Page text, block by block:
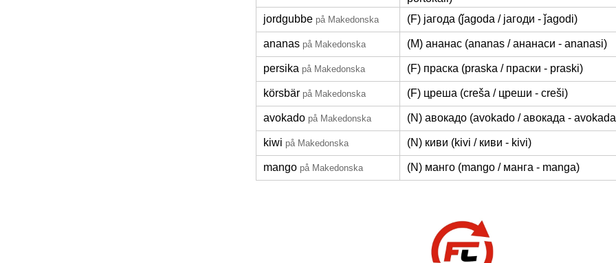
jordgubbe på Makedonska (F) јагода (ǰagoda / јагоди - ǰagodi)
ananas på Makedonska (M) ананас (ananas / ананаси - ananasi)
persika på Makedonska (F) праска (praska / праски - praski)
körsbär på Makedonska (F) цреша (creša / цреши - creši)
avokado på Makedonska (N) авокадо (avokado / авокада -
kiwi på Makedonska (N) киви (kivi / киви - kivi)
mango på Makedonska (N) манго (mango / манга - manga)